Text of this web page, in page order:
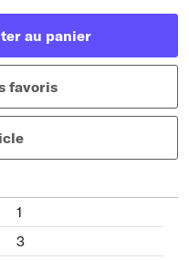
au panier
favoris
1
3